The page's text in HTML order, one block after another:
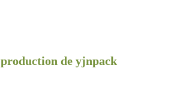
de yjnpack